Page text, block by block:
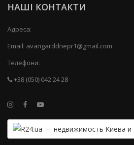
НАШІ КОНТАКТИ
Адреса:
Email: avangarddnepr1@gmail.com
Телефони:
+38 (050) 042 24 28